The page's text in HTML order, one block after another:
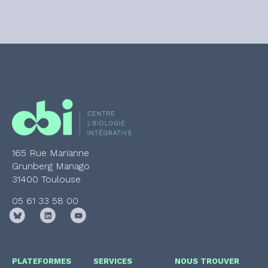
165 Rue Marianne
Grunberg Manago
31400 Toulouse
05 61 33 58 00
PLATEFORMES SERVICES NOUS TROUVER